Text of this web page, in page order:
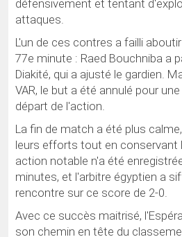
défensivement et tentant
attaques.
L'un de ces contres a failli
77e minute : Raed Bouchniba a
Diakité, qui a ajusté le gardien.
VAR, le but a été annulé pour
départ de l'action.
La fin de match a été plus
leurs efforts tout en conservant
action notable n'a été
minutes, et l'arbitre égyptien a
rencontre sur ce score de 2-0.
Avec ce succès maitrisé,
son chemin en tête du